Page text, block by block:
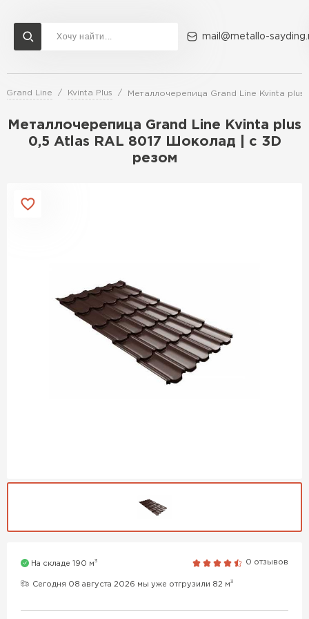
mail@metallo-
Grand Line Kvinta Plus Металлочерепица Grand Line Kvinta
Металлочерепица Grand Line Kvinta plus
0,5 Atlas RAL 8017 Шоколад | c 3D
резом
На складе 190 м3 0 отзывов
Сегодня 08 августа 2026 мы уже отгрузили 82 м3
Доставка и оплата Акции О компании Контакты
Перейти в каталог